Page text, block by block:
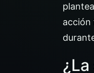
acción